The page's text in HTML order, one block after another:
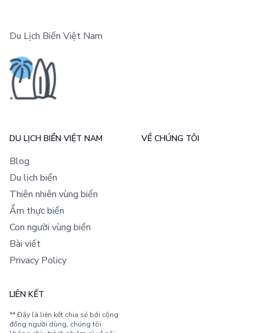
Du Lịch Biển Việt Nam
DU LỊCH BIỂN VIỆT NAM
Blog
Du lịch biển
Thiên nhiên vùng biển
Ẩm thực biển
Con người vùng biển
Bài viết
Privacy Policy
VỀ CHÚNG TÔI
LIÊN KẾT
** Đây là liên kết chia sẻ bới cộng
đồng người dùng, chúng tôi